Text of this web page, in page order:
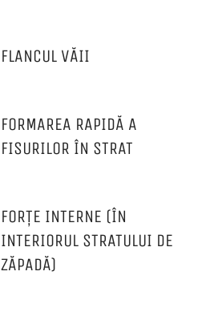
FLANCUL VĂII
FORMAREA RAPIDĂ A
FISURILOR ÎN STRAT
FORȚE INTERNE (ÎN
INTERIORUL STRATULUI DE
ZĂPADĂ)